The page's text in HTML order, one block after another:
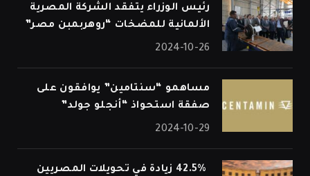
رئيس الوزراء يتفقد الشركة المصرية
الألمانية للمضخات “روهربمبن مصر”
2024-10-26
مساهمو “سنتامين” يوافقون على
صفقة استحواذ “أنجلو جولد”
2024-10-29
42.5% زيادة في تحويلات المصريين